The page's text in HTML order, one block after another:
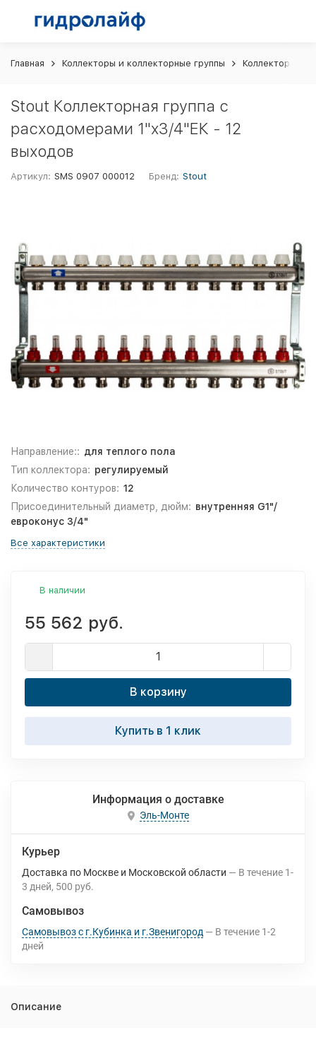
Главная Коллекторы и коллекторные группы Коллекторные
Stout Коллекторная группа с
расходомерами 1"x3/4"ЕК - 12
выходов
Артикул: SMS 0907 000012 Бренд: Stout
Направление:: для теплого пола
Тип коллектора: регулируемый
Количество контуров: 12
Присоединительный диаметр, дюйм: внутренняя G1"/
евроконус 3/4"
Все характеристики
В наличии
55 562 руб.
В корзину
Купить в 1 клик
Информация о доставке
Эль-Монте
Курьер
Доставка по Москве и Московской области В течение 1-
3 дней 500 руб.
Самовывоз
Самовывоз с г.Кубинка и г.Звенигород В течение 1-2
дней
Описание